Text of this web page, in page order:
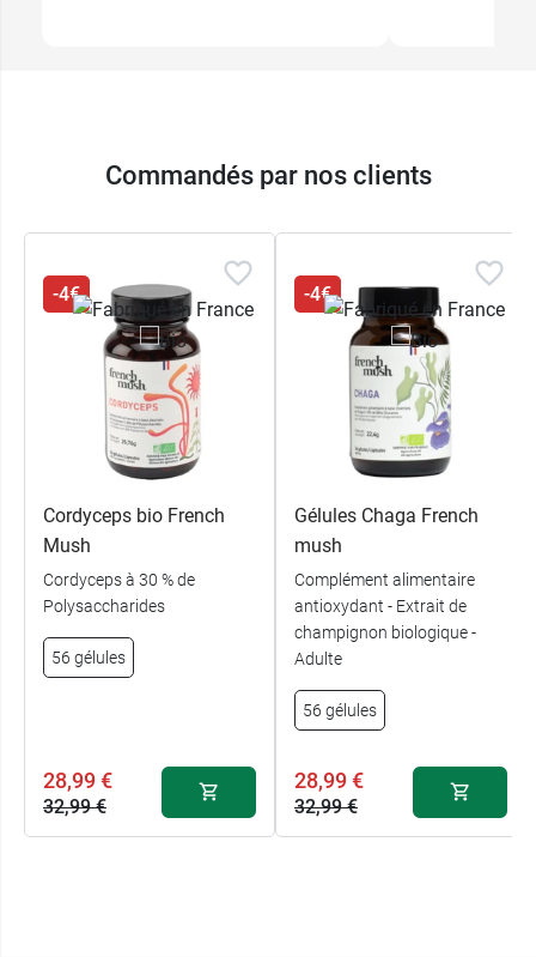
Commandés par nos clients
-4€
Cordyceps bio French
Mush
Cordyceps à 30 % de
Polysaccharides
56 gélules
28,99 €
32,99 €
-4€
Gélules Chaga French
mush
Complément alimentaire
antioxydant - Extrait de
champignon biologique -
Adulte
56 gélules
28,99 €
32,99 €